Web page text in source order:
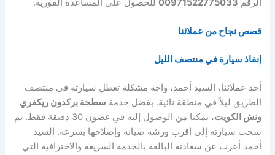
الرقم 00971522775033 للحصول على المساعدة الفورية.
قصص نجاح من عملائنا
إنقاذ سيارة في منتصف الليل
أحد عملائنا، السيد أحمد، واجه مشكلة تعطل سيارته في منتصف
الطريق ليلاً في منطقة نائية. بفضل خدمة سطحة بركدون ريكفري
ونش الكويت
، تمكنا من الوصول إليه في غضون 30 دقيقة فقط. تم
سحب سيارته إلى أقرب ورشة صيانة وإصلاحها بسرعة. السيد
أحمد أعرب عن سعادته البالغة بالخدمة السريعة والاحترافية التي